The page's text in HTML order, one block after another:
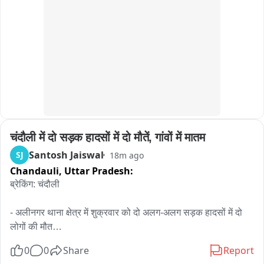
चंदौली में दो सड़क हादसों में दो मौतें, गांवों में मातम
SJ Santosh Jaiswal 18m ago
Chandauli, Uttar Pradesh:
ब्रेकिंग: चंदौली
- अलीनगर थाना क्षेत्र में शुक्रवार को दो अलग-अलग सड़क हादसों में दो
लोगों की मौत
- पचफेड़वा के समीप अज्ञात वाहन ने ऑटो में मारी जोरदार टक्कर
0 0 Share Report